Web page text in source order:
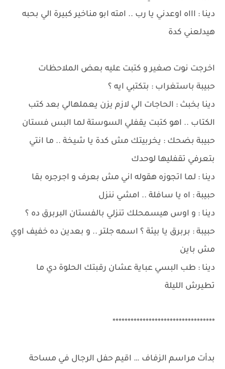
دينا : اااه اوعدني يا رب .. امته ابو مناخير كبيرة الي بحبه
هيدلعني كدة
اخرجت نوت صغير و كتبت عليه بعض الملاحظات
حبيبة باستغراب : بتكتبي ايه ؟
دينا بخبث : الحاجات الي لازم يزن يعملهالي بعد كتب
الكتاب .. اهو كتبت يقفلي السوستة لما البس فستان
حبيبة بضحك : يخربيتك مش كدة يا شيخة .. ما انتي
بتعرفي تقفليها لوحدك
دينا : لما اتجوزه هقوله اني مش بعرف و اجرجره بقا
حبيبة : اه يا سافلة .. امشي ننزل
دينا : و اوس هيسمحلك تنزلي بالفستان البربرق ده ؟
حبيبة : بربرق يا بيئة ؟ اسمه جلتر .. و بعدين ده خفيف اوي
مش باين
دينا : طب البسي عباية عشان رقبتك الحلوة دي ما
تطيرش الليلة
**********************************
بدأت مراسم الزفاف … اقيم حفل الرجال في مساحة